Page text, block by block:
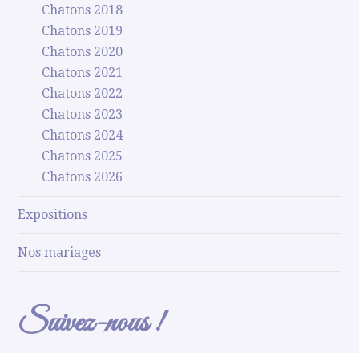
Chatons 2018
Chatons 2019
Chatons 2020
Chatons 2021
Chatons 2022
Chatons 2023
Chatons 2024
Chatons 2025
Chatons 2026
Expositions
Nos mariages
Suivez-nous !